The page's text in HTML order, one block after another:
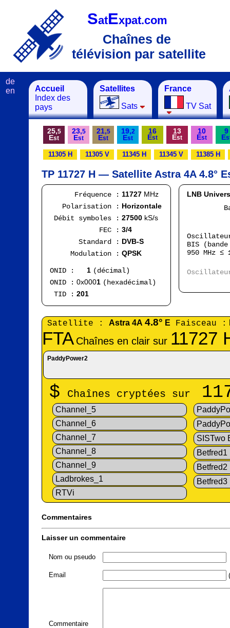
SatExpat.com
Chaînes de
télévision par satellite
Accueil
Index des
pays
Satellites
Sats
France
TV Sat
de
en
25,5
Est
23,5
Est
21,5
Est
19,2
Est
16
Est
13
Est
10
Est
9
E
11305 H 11305 V 11345 H 11345 V 11385 H
TP 11727 H — Satellite Astra 4A 4.8°
Fréquence : 11727 MHz
Polarisation : Horizontale
Débit symboles : 27500 kS/s
FEC : 3/4
Standard : DVB-S
Modulation : QPSK
ONID : 1 (décimal)
ONID : 0x0001 (hexadécimal)
TID : 201
LNB
BIS
950 MHz ≤
Satellite : Astra 4A 4.8° E Faisceau :
FTA Chaînes en clair sur 11727
PaddyPower2
$ Chaînes cryptées sur
Channel_5
Channel_6
Channel_7
Channel_8
Channel_9
Ladbrokes_1
RTVi
SISTwo
Betfred1
Betfred2
Betfred3
Commentaires
Laisser un commentaire
Nom ou pseudo
Email
Commentaire